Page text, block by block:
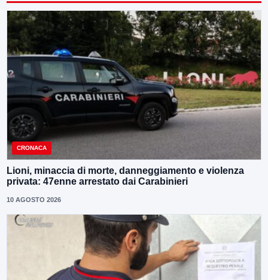
CRONACA
Lioni, minaccia di morte, danneggiamento e violenza
privata: 47enne arrestato dai Carabinieri
10 AGOSTO 2026